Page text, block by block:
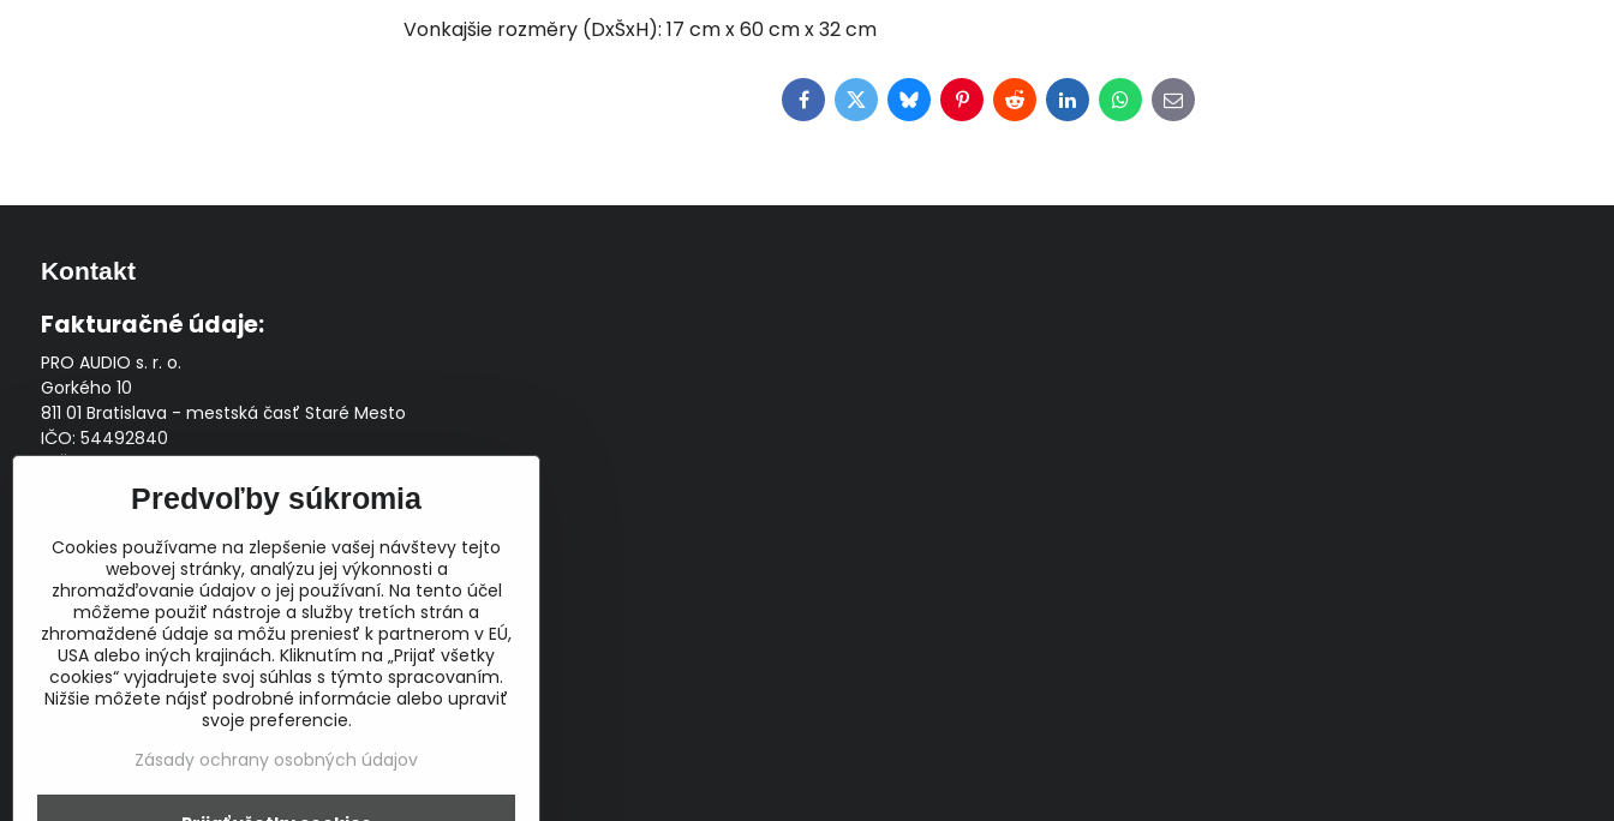
Vonkajšie rozměry (DxŠxH): 17 cm x 60 cm x 32 cm
Facebook
TwitterBlueskyPinterest
RedditLinkedInWhatsApp
E-
mail
Kontakt
Fakturačné údaje:
PRO AUDIO s. r. o.
Gorkého 10
811 01 Bratislava - mestská časť Staré Mesto
IČO: 54492840
DIČ: 2121704145
IČ DPH: SK2121704145
I, Oddiel Sro, Vložka č. 163349/B
Prevádzková doba: pracovné dni10:00 - 14:00
E-mail:
obchod@proaudio.sk
Bankové spojenie:
Slovenská sporiteľňa, a.s.
IBAN: SK48 0900 0000 0051 9050 9782
SWIFT: GIBASKBX
Predvoľby súkromia
Cookies používame na zlepšenie vašej návštevy tejto
webovej stránky, analýzu jej výkonnosti a
zhromažďovanie údajov o jej používaní. Na tento účel
môžeme použiť nástroje a služby tretích strán a
zhromaždené údaje sa môžu preniesť k partnerom v EÚ,
USA alebo iných krajinách. Kliknutím na „Prijať všetky
cookies“ vyjadrujete svoj súhlas s týmto spracovaním.
Nižšie môžete nájsť podrobné informácie alebo upraviť
svoje preferencie.
Zásady ochrany osobných údajov